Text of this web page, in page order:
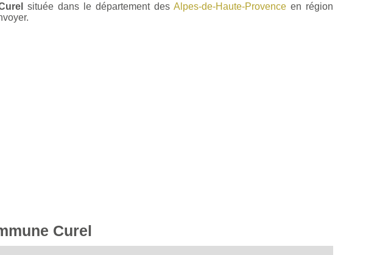
située dans le département desAlpes-de-Haute-Provence en région
Curel